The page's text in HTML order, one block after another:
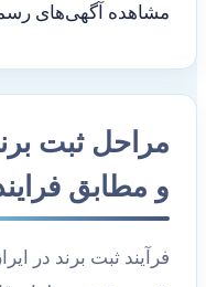
مشاهده آگهی‌های
مراحل ثبت
و مطابق
فرآیند ثبت برند در